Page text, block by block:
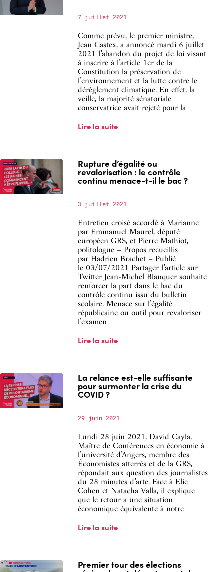
7 juillet 2021
Comme prévu, le premier ministre,
Jean Castex, a annoncé mardi 6 juillet
2021 l’abandon du projet de loi visant
à inscrire à l’article 1er de la
Constitution la préservation de
l’environnement et la lutte contre le
dérèglement climatique. En effet, la
veille, la majorité sénatoriale
conservatrice avait rejeté pour la
Lire la suite
Rupture d’égalité ou
revalorisation : le contrôle
continu menace-t-il le bac ?
3 juillet 2021
Entretien croisé accordé à Marianne
par Emmanuel Maurel, député
européen GRS, et Pierre Mathiot,
politologue – Propos recueillis
par Hadrien Brachet – Publié
le 03/07/2021 Partager l’article sur
Twitter Jean-Michel Blanquer souhaite
renforcer la part dans le bac du
contrôle continu issu du bulletin
scolaire. Menace sur l’égalité
républicaine ou outil pour revaloriser
l’examen
Lire la suite
La relance est-elle suffisante
pour surmonter la crise du
COVID ?
29 juin 2021
Lundi 28 juin 2021, David Cayla,
Maître de Conférences en économie à
l’université d’Angers, membre des
Économistes atterrés et de la GRS,
répondait aux question des journalistes
du 28 minutes d’arte. Face à Elie
Cohen et Natacha Valla, il explique
que le retour a une situation
économique équivalente à notre
Lire la suite
Premier tour des élections